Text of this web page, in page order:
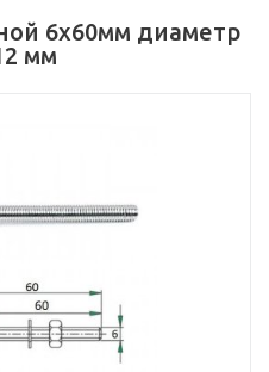
6х60мм диаметр
мм